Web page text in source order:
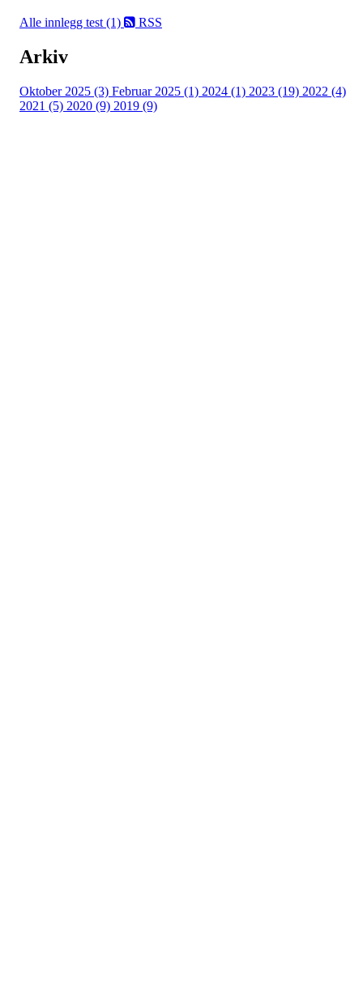
Alle innlegg test (1) RSS
Arkiv
Oktober 2025 (3) Februar 2025 (1) 2024 (1) 2023 (19) 2022 (4)
2021 (5) 2020 (9) 2019 (9)